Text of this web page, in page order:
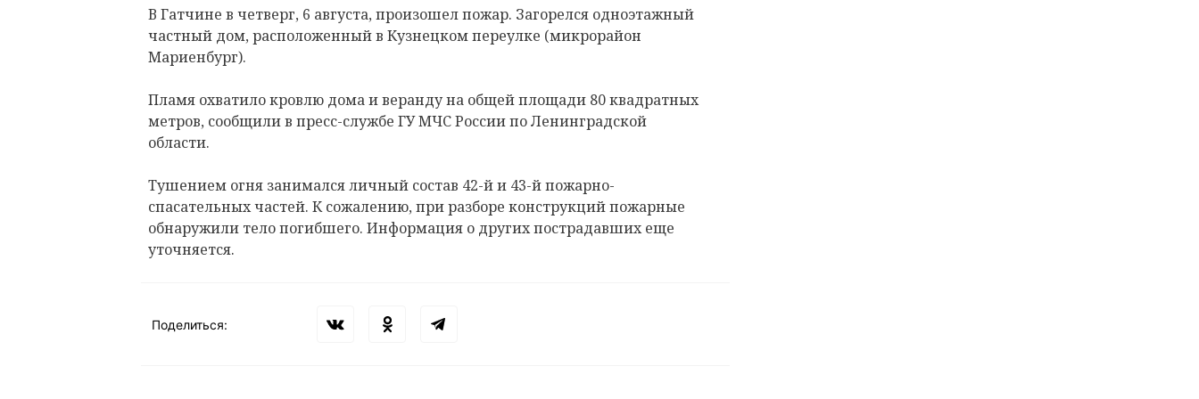
В Гатчине в четверг, 6 августа, произошел пожар. Загорелся одноэтажный
частный дом, расположенный в Кузнецком переулке (микрорайон
Мариенбург).
Пламя охватило кровлю дома и веранду на общей площади 80 квадратных
метров, сообщили в пресс-службе ГУ МЧС России по Ленинградской
области.
Тушением огня занимался личный состав 42-й и 43-й пожарно-
спасательных частей. К сожалению, при разборе конструкций пожарные
обнаружили тело погибшего. Информация о других пострадавших еще
уточняется.
Поделиться: